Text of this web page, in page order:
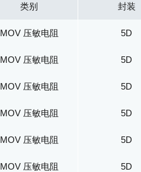
类别 封装
MOV 压敏电阻 5D
MOV 压敏电阻 5D
MOV 压敏电阻 5D
MOV 压敏电阻 5D
MOV 压敏电阻 5D
MOV 压敏电阻 5D